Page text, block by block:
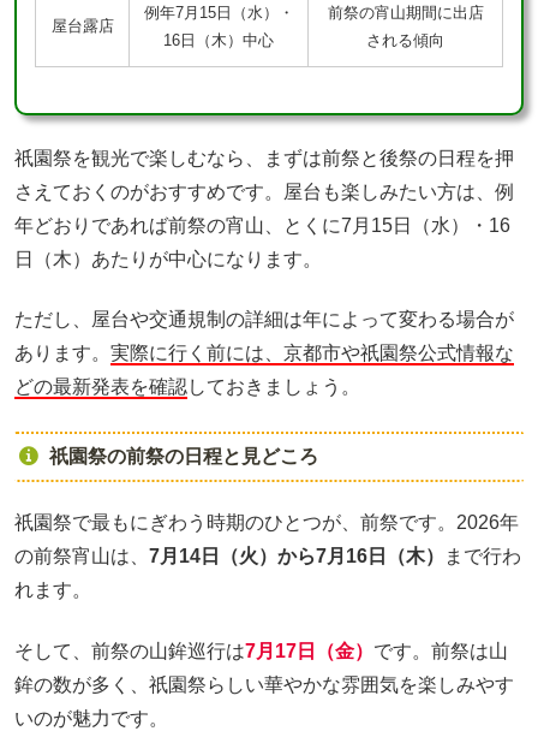
屋台露店
例年7月15日（水）・
16日（木）中心
前祭の宵山期間に出店
される傾向
祇園祭を観光で楽しむなら、まずは前祭と後祭の日程を押
さえておくのがおすすめです。屋台も楽しみたい方は、例
年どおりであれば前祭の宵山、とくに7月15日（水）・16
日（木）あたりが中心になります。
ただし、屋台や交通規制の詳細は年によって変わる場合が
あります。 実際に行く前には、京都市や祇園祭公式情報な
どの最新発表を確認しておきましょう。
祇園祭の前祭の日程と見どころ
祇園祭で最もにぎわう時期のひとつが、前祭です。2026年
の前祭宵山は、 7月14日（火）から7月16日（木）
まで行わ
れます。
そして、前祭の山鉾巡行は7月17日（金） です。前祭は山
鉾の数が多く、祇園祭らしい華やかな雰囲気を楽しみやす
いのが魅力です。